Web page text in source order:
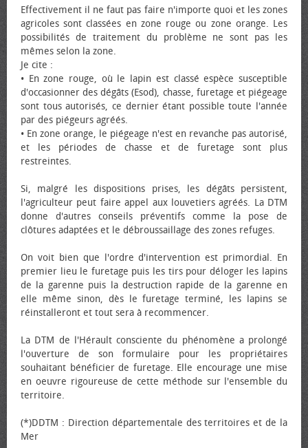
Effectivement il ne faut pas faire n'importe quoi et les zones
agricoles sont classées en zone rouge ou zone orange. Les
possibilités de traitement du problème ne sont pas les
mêmes selon la zone.
Je cite :
• En zone rouge, où le lapin est classé espèce susceptible
d'occasionner des dégâts (Esod), chasse, furetage et piégeage
sont tous autorisés, ce dernier étant possible toute l'année
par des piégeurs agréés.
• En zone orange, le piégeage n'est en revanche pas autorisé,
et les périodes de chasse et de furetage sont plus
restreintes.
Si, malgré les dispositions prises, les dégâts persistent,
l'agriculteur peut faire appel aux louvetiers agréés. La DTM
donne d'autres conseils préventifs comme la pose de
clôtures adaptées et le débroussaillage des zones refuges.
On voit bien que l'ordre d'intervention est primordial. En
premier lieu le furetage puis les tirs pour déloger les lapins
de la garenne puis la destruction rapide de la garenne en
elle même sinon, dès le furetage terminé, les lapins se
réinstalleront et tout sera à recommencer.
La DTM de l'Hérault consciente du phénomène a prolongé
l'ouverture de son formulaire pour les propriétaires
souhaitant bénéficier de furetage. Elle encourage une mise
en œuvre rigoureuse de cette méthode sur l'ensemble du
territoire.
(*)DDTM : Direction départementale des territoires et de la
Mer